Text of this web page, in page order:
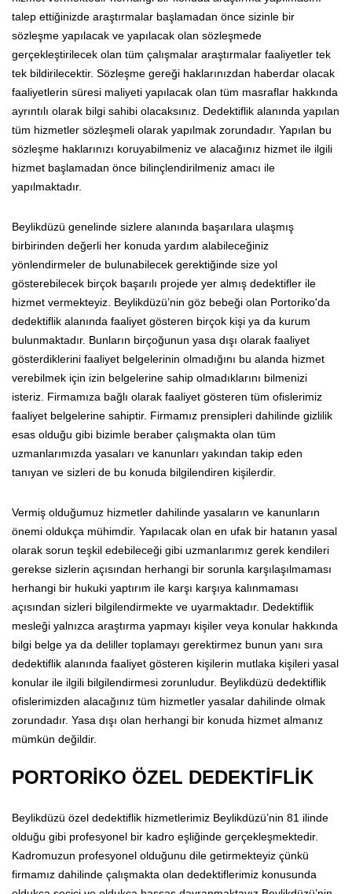
talep ettiğinizde araştırmalar başlamadan önce sizinle bir
sözleşme yapılacak ve yapılacak olan sözleşmede
gerçekleştirilecek olan tüm çalışmalar araştırmalar faaliyetler tek
tek bildirilecektir. Sözleşme gereği haklarınızdan haberdar olacak
faaliyetlerin süresi maliyeti yapılacak olan tüm masraflar hakkında
ayrıntılı olarak bilgi sahibi olacaksınız. Dedektiflik alanında yapılan
tüm hizmetler sözleşmeli olarak yapılmak zorundadır. Yapılan bu
sözleşme haklarınızı koruyabilmeniz ve alacağınız hizmet ile ilgili
hizmet başlamadan önce bilinçlendirilmeniz amacı ile
yapılmaktadır.
Beylikdüzü genelinde sizlere alanında başarılara ulaşmış
birbirinden değerli her konuda yardım alabileceğiniz
yönlendirmeler de bulunabilecek gerektiğinde size yol
gösterebilecek birçok başarılı projede yer almış dedektifler ile
hizmet vermekteyiz. Beylikdüzü’nin göz bebeği olan Portoriko'da
dedektiflik alanında faaliyet gösteren birçok kişi ya da kurum
bulunmaktadır. Bunların birçoğunun yasa dışı olarak faaliyet
gösterdiklerini faaliyet belgelerinin olmadığını bu alanda hizmet
verebilmek için izin belgelerine sahip olmadıklarını bilmenizi
isteriz. Firmamıza bağlı olarak faaliyet gösteren tüm ofislerimiz
faaliyet belgelerine sahiptir. Firmamız prensipleri dahilinde gizlilik
esas olduğu gibi bizimle beraber çalışmakta olan tüm
uzmanlarımızda yasaları ve kanunları yakından takip eden
tanıyan ve sizleri de bu konuda bilgilendiren kişilerdir.
Vermiş olduğumuz hizmetler dahilinde yasaların ve kanunların
önemi oldukça mühimdir. Yapılacak olan en ufak bir hatanın yasal
olarak sorun teşkil edebileceği gibi uzmanlarımız gerek kendileri
gerekse sizlerin açısından herhangi bir sorunla karşılaşılmaması
herhangi bir hukuki yaptırım ile karşı karşıya kalınmaması
açısından sizleri bilgilendirmekte ve uyarmaktadır. Dedektiflik
mesleği yalnızca araştırma yapmayı kişiler veya konular hakkında
bilgi belge ya da deliller toplamayı gerektirmez bunun yanı sıra
dedektiflik alanında faaliyet gösteren kişilerin mutlaka kişileri yasal
konular ile ilgili bilgilendirmesi zorunludur. Beylikdüzü dedektiflik
ofislerimizden alacağınız tüm hizmetler yasalar dahilinde olmak
zorundadır. Yasa dışı olan herhangi bir konuda hizmet almanız
mümkün değildir.
PORTORİKO ÖZEL DEDEKTİFLİK
Beylikdüzü özel dedektiflik hizmetlerimiz Beylikdüzü’nin 81 ilinde
olduğu gibi profesyonel bir kadro eşliğinde gerçekleşmektedir.
Kadromuzun profesyonel olduğunu dile getirmekteyiz çünkü
firmamız dahilinde çalışmakta olan dedektiflerimiz konusunda